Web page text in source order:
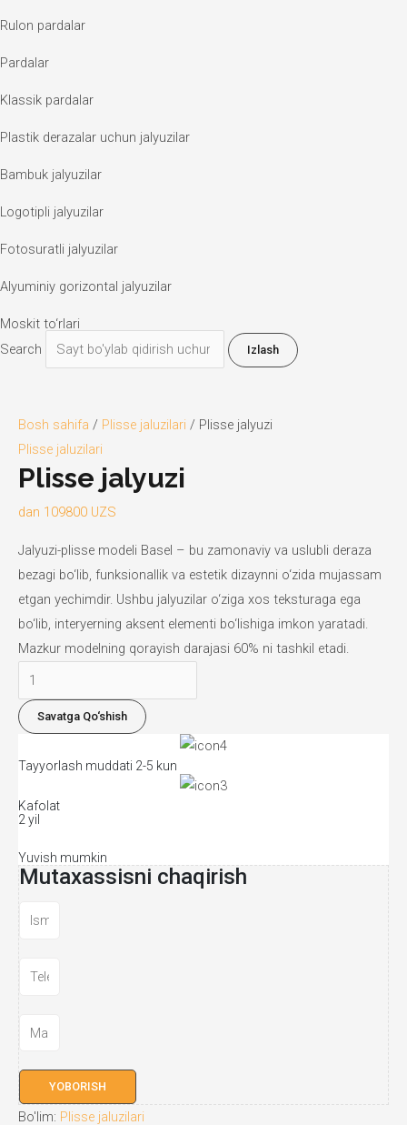
Rulon pardalar
Pardalar
Klassik pardalar
Plastik derazalar uchun jalyuzilar
Bambuk jalyuzilar
Logotipli jalyuzilar
Fotosuratli jalyuzilar
Alyuminiy gorizontal jalyuzilar
Moskit to‘rlari
Search
Izlash
Bosh sahifa / Plisse jaluzilari / Plisse jalyuzi
Plisse jaluzilari
Plisse jalyuzi
dan 109800 UZS
Jalyuzi-plisse modeli Basel – bu zamonaviy va uslubli deraza
bezagi bo‘lib, funksionallik va estetik dizaynni o‘zida mujassam
etgan yechimdir. Ushbu jalyuzilar o‘ziga xos teksturaga ega
bo‘lib, interyerning aksent elementi bo‘lishiga imkon yaratadi.
Mazkur modelning qorayish darajasi 60% ni tashkil etadi.
Plisse
jalyuzi
miqdori
Savatga Qo‘shish
Tayyorlash muddati 2-5 kun
Kafolat
2 yil
Yuvish mumkin
Mutaxassisni chaqirish
YOBORISH
Bo'lim: Plisse jaluzilari